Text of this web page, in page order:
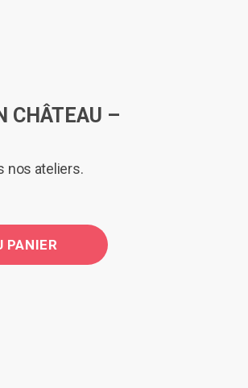
CHÂTEAU –
nos ateliers.
PANIER